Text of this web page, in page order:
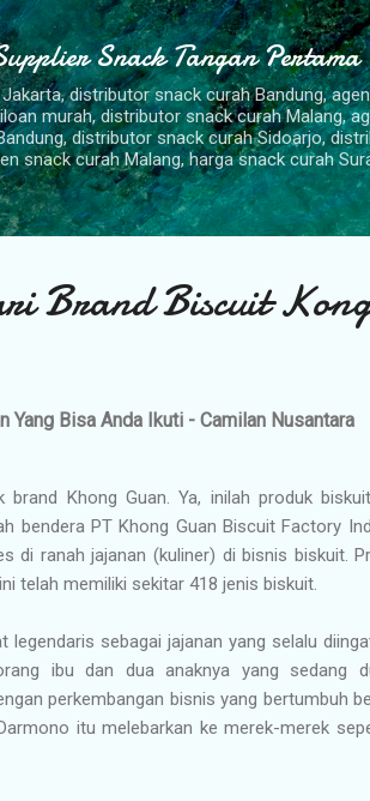
ke konten utama
Snack Tangan Pertama
distributor snack curah Bandung,
murah, distributor snack curah Malang,
distributor snack curah Sidoarjo,
snack curah Malang, harga snack curah
Brand Biscuit
Bisa Anda Ikuti - Camilan Nusantara
Khong Guan. Ya, inilah produk
bendera PT Khong Guan Biscuit Factory
di ranah jajanan (kuliner) di bisnis biskuit.
telah memiliki sekitar 418 jenis biskuit.
legendaris sebagai jajanan yang selalu
ibu dan dua anaknya yang sedang
perkembangan bisnis yang bertumbuh
itu melebarkan ke merek-merek